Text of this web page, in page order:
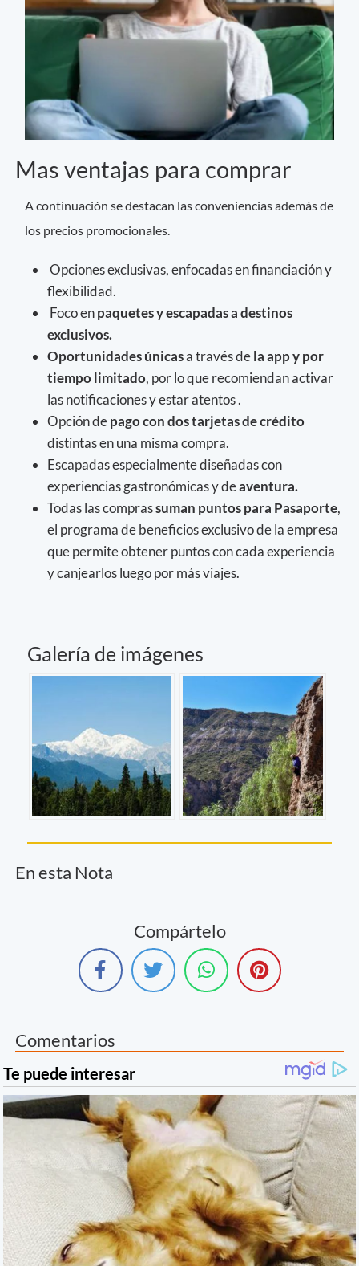
Mas ventajas para comprar
A continuación se destacan las conveniencias además de
los precios promocionales.
Opciones exclusivas, enfocadas en financiación y
flexibilidad.
Foco enpaquetes y escapadas a destinos
exclusivos.
Oportunidades únicasa través dela app y por
tiempo limitado, por lo que recomiendan activar
las notificaciones y estar atentos .
Opción depago con dos tarjetas de crédito
distintas en una misma compra.
Escapadas especialmente diseñadas con
experiencias gastronómicas y deaventura.
Todas las comprassuman puntos para Pasaporte,
el programa de beneficios exclusivo de la empresa
que permite obtener puntos con cada experiencia
y canjearlos luego por más viajes.
Galería de imágenes
En esta Nota
Compártelo
Comentarios